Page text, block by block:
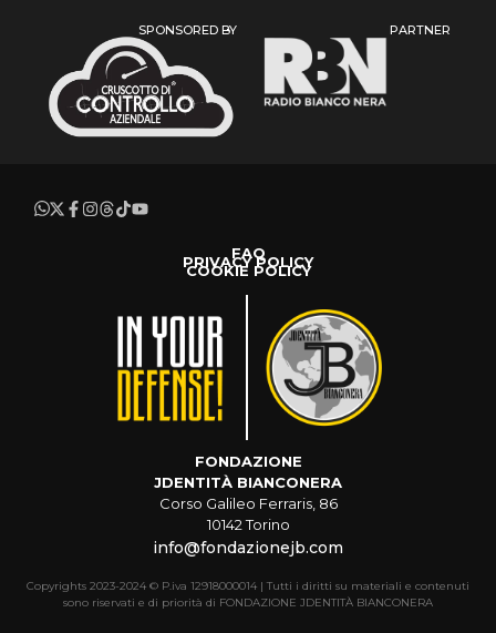
SPONSORED BY PARTNER
FAQ
PRIVACY POLICY
COOKIE POLICY
FONDAZIONE
JDENTITÀ BIANCONERA
Corso Galileo Ferraris, 86
10142 Torino
info@fondazionejb.com
Copyrights 2023-2024 © P.iva 12918000014 | Tutti i diritti su materiali e contenuti
sono riservati e di priorità di FONDAZIONE JDENTITÀ BIANCONERA